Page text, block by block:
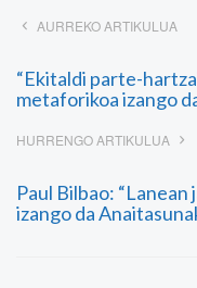
AURREKO ARTIKULUA
“Ekitaldi parte-
metaforikoa izango
HURRENGO ARTIKULUA
Paul Bilbao:
izango da